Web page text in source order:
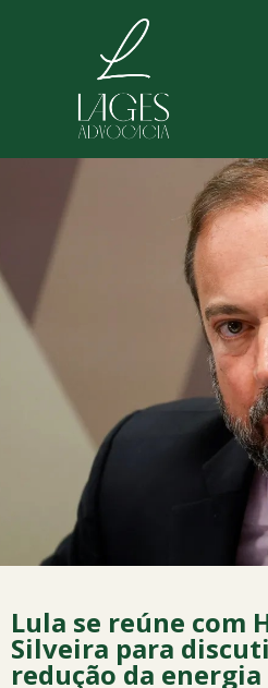
Lula se reúne com
Silveira para
redução da